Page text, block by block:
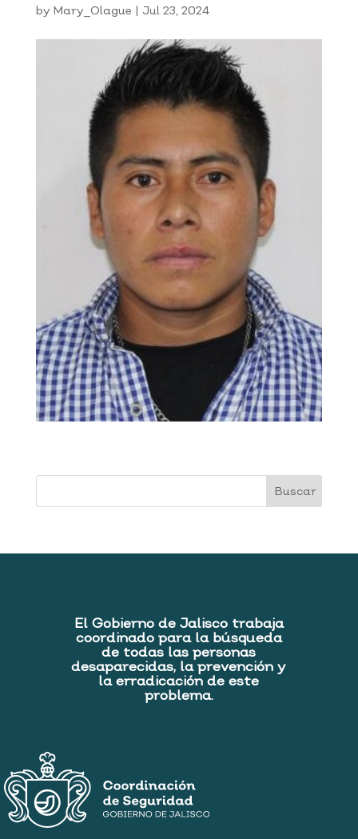
by Mary_Olague Jul 23, 2024
El Gobierno de Jalisco trabaja
coordinado para la búsqueda
de todas las personas
desaparecidas, la prevención y
la erradicación de este
problema.